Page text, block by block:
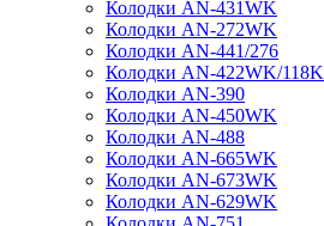
Колодки AN-431WK
Колодки AN-272WK
Колодки AN-441/276
Колодки AN-422WK/118K
Колодки AN-390
Колодки AN-450WK
Колодки AN-488
Колодки AN-665WK
Колодки AN-673WK
Колодки AN-629WK